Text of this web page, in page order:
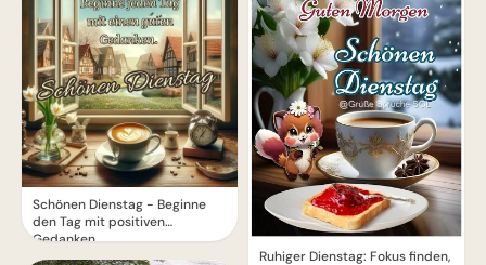
Schönen Dienstag - Beginne
den Tag mit positiven
Gedanken
Ruhiger Dienstag: Fokus finden,